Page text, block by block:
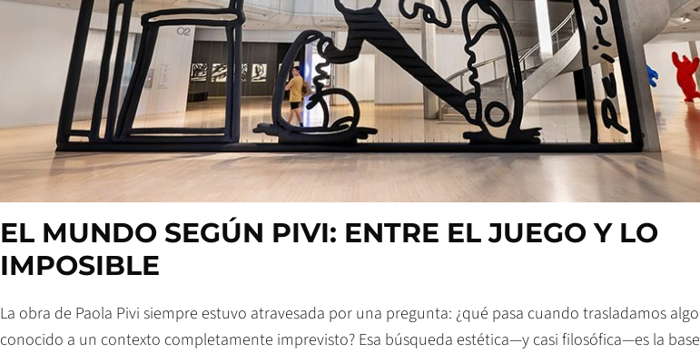
EL MUNDO SEGÚN PIVI: ENTRE EL JUEGO Y LO
IMPOSIBLE
La obra de Paola Pivi siempre estuvo atravesada por una pregunta: ¿qué pasa cuando trasladamos algo
conocido a un contexto completamente imprevisto? Esa búsqueda estética—y casi filosófica—es la base